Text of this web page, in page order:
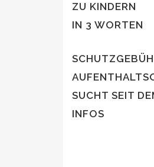
ZU KINDERN
IN 3 WORTEN
SUCHT SEIT
INFOS